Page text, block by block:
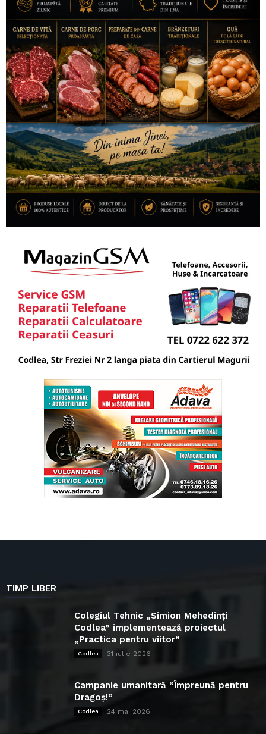
TIMP LIBER
Colegiul Tehnic „Simion Mehedinți
Codlea” implementează proiectul
„Practica pentru viitor”
Codlea 31 iulie 2026
Campanie umanitară ”Împreună pentru
Dragoș!”
Codlea 24 mai 2026